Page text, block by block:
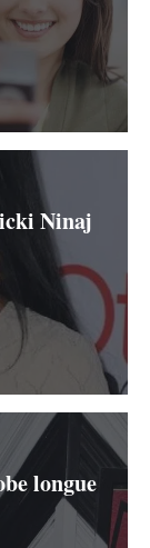
Ninaj
longue